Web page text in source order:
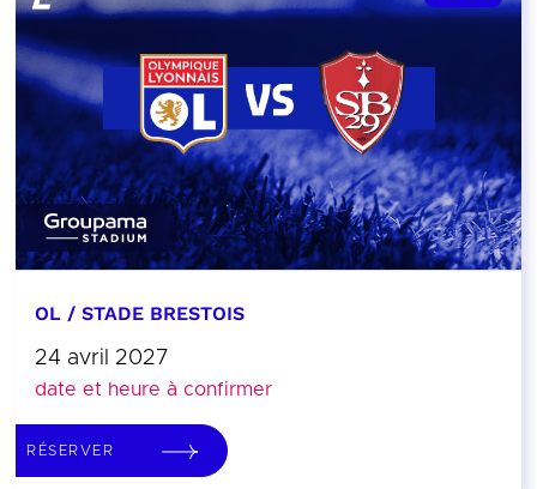
OL / STADE BRESTOIS
24 avril 2027
date et heure à confirmer
RÉSERVER